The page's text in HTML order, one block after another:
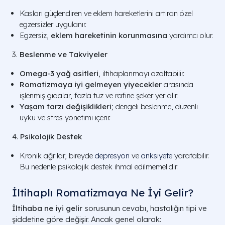
Kasları güçlendiren ve eklem hareketlerini artıran özel
egzersizler uygulanır.
Egzersiz, eklem hareketinin korunmasına yardımcı olur.
3. Beslenme ve Takviyeler
Omega-3 yağ asitleri, iltihaplanmayı azaltabilir.
Romatizmaya iyi gelmeyen yiyecekler arasında
işlenmiş gıdalar, fazla tuz ve rafine şeker yer alır.
Yaşam tarzı değişiklikleri; dengeli beslenme, düzenli
uyku ve stres yönetimi içerir.
4. Psikolojik Destek
Kronik ağrılar, bireyde depresyon ve anksiyete yaratabilir.
Bu nedenle psikolojik destek ihmal edilmemelidir.
İltihaplı Romatizmaya Ne İyi Gelir?
İltihaba ne iyi gelir sorusunun cevabı, hastalığın tipi ve
şiddetine göre değişir. Ancak genel olarak: